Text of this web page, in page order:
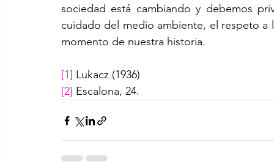
sociedad está cambiando y debemos
cuidado del medio ambiente, el respeto
momento de nuestra historia.
[1] Lukacz (1936)
[2] Escalona, 24.